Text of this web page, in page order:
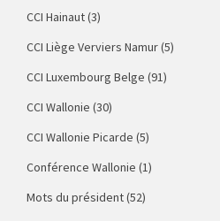
CCI Hainaut(3)
CCI Liège Verviers Namur(5)
CCI Luxembourg Belge (91)
CCI Wallonie (30)
CCI Wallonie Picarde (5)
Conférence Wallonie (1)
Mots du président(52)